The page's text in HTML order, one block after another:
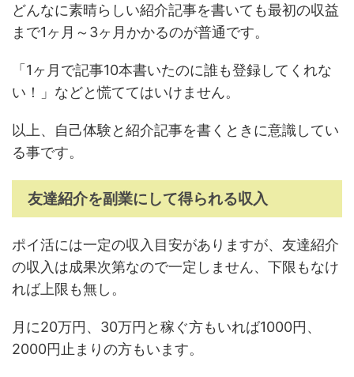
どんなに素晴らしい紹介記事を書いても最初の収益
まで1ヶ月～3ヶ月かかるのが普通です。
「1ヶ月で記事10本書いたのに誰も登録してくれな
い！」などと慌ててはいけません。
以上、自己体験と紹介記事を書くときに意識してい
る事です。
友達紹介を副業にして得られる収入
ポイ活には一定の収入目安がありますが、友達紹介
の収入は成果次第なので一定しません、下限もなけ
れば上限も無し。
月に20万円、30万円と稼ぐ方もいれば1000円、
2000円止まりの方もいます。